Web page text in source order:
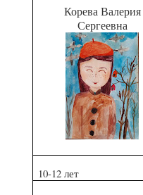
Корева Валерия
Сергеевна
10-12 лет